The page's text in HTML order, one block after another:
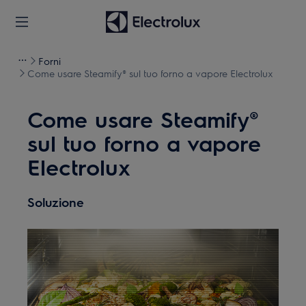
Forni
Come usare Steamify® sul tuo forno a vapore Electrolux
Come usare Steamify®
sul tuo forno a vapore
Electrolux
Soluzione